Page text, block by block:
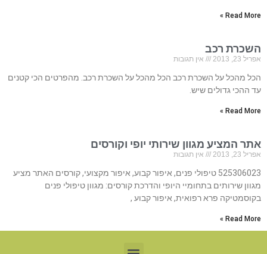
Read More »
השכרת רכב
אפריל 23, 2013 אין תגובות
הכל מהכל על השכרת רכב הכל מהכל על השכרת רכב. מהפרטים הכי קטנים
עד ההכי גדולים שיש.
Read More »
אתר המציע מגוון שירותי יופי וקורסים
אפריל 23, 2013 אין תגובות
525306023 טיפולי פנים, איפור קבוע, איפור מקצועי, קורסים האתר מציע
מגוון שירותים בתחומיי היופי והדרכת קורסים: מגוון טיפולי פנים
בקוסמטיקה פרא רפואית, איפור קבוע ,
Read More »